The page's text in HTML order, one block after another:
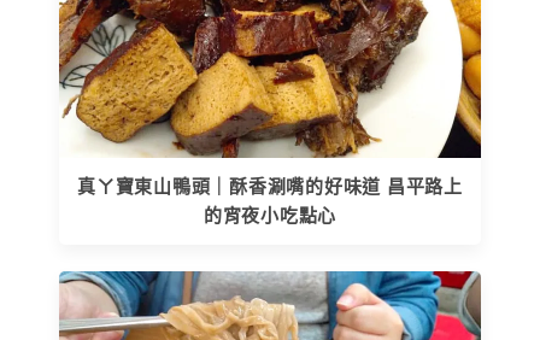
真ㄚ寶東山鴨頭｜酥香涮嘴的好味道 昌平路上
的宵夜小吃點心